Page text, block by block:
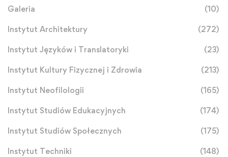
Galeria (10)
Instytut Architektury (272)
Instytut Języków i Translatoryki (23)
Instytut Kultury Fizycznej i Zdrowia (213)
Instytut Neofilologii (165)
Instytut Studiów Edukacyjnych (174)
Instytut Studiów Społecznych (175)
Instytut Techniki (148)